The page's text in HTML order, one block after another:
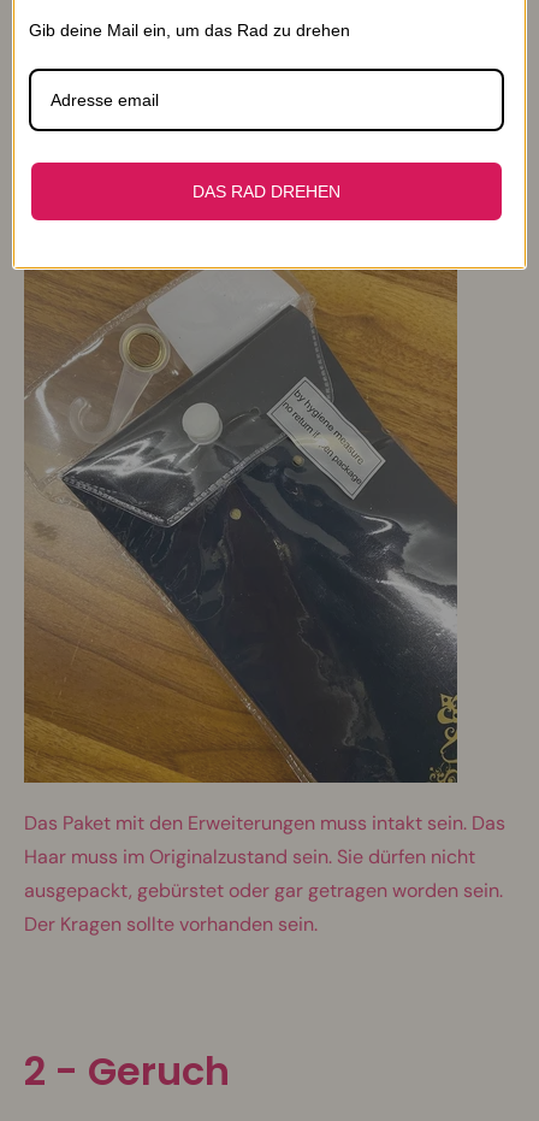
Verpackung
Das Hygieneetikett darf nicht zerrissen oder
abgeschält werden.
Das Paket mit den Erweiterungen muss intakt sein. Das
Haar muss im Originalzustand sein. Sie dürfen nicht
ausgepackt, gebürstet oder gar getragen worden sein.
Der Kragen sollte vorhanden sein.
2 - Geruch
Gib deine Mail ein, um das Rad zu drehen
DAS RAD DREHEN